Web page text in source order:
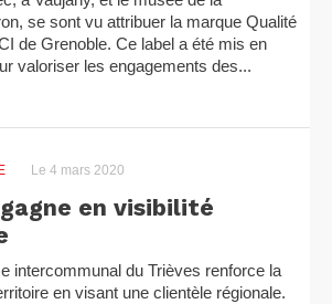
se sont vu attribuer la marque Qualité
de Grenoble. Ce label a été mis en
valoriser les engagements des...
Le 4 mars 2020
en visibilité
intercommunal du Trièves renforce la
en visant une clientèle régionale.